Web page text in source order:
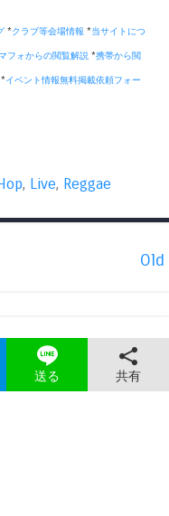
*クラブ等会場情報 *当サイトにつ
フォからの閲覧解説 *携帯から閲
*イベント情報無料掲載依頼フォー
, Live, Reggae
Old
送る 共有